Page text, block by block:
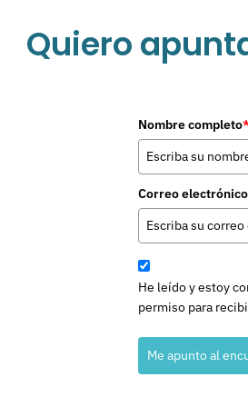
Quiero
Nombre completo
Correo electrónico
He leído y estoy
permiso para
Me apunto al